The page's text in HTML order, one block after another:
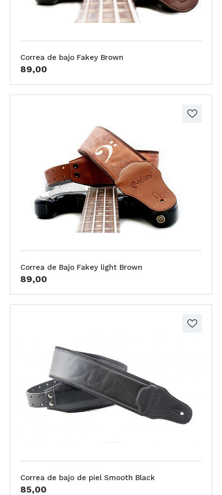
Correa de bajo Fakey Brown
89,00
Correa de Bajo Fakey light Brown
89,00
Correa de bajo de piel Smooth Black
85,00